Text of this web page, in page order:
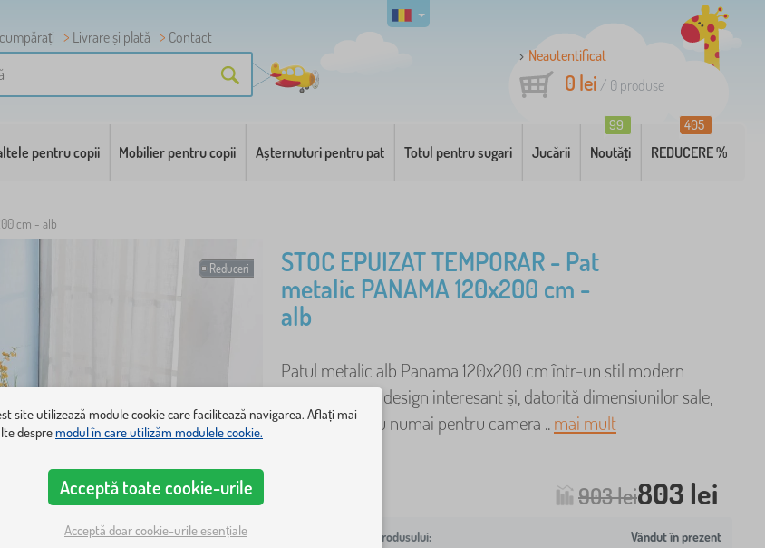
Livrare și plată
Contact
Neautentificat
0 lei / 0 produse
pentru copii Mobilier pentru copii Așternuturi pentru pat Totul pentru sugari Jucării Noutăți
99
REDUCERE %
405
cm - alb
Reduceri
STOC EPUIZAT TEMPORAR - Pat
metalic PANAMA 120x200 cm -
alb
Patul metalic alb Panama 120x200 cm într-un stil modern
elegant are un design interesant și, datorită dimensiunilor sale,
este potrivit nu numai pentru camera ..mai mult
903 lei803 lei
Vândut în prezent
site utilizează module cookie care facilitează navigarea. Aflați mai
despremodul în care utilizăm modulele cookie.
Acceptă toate cookie-urile
Acceptă doar cookie-urile esențiale